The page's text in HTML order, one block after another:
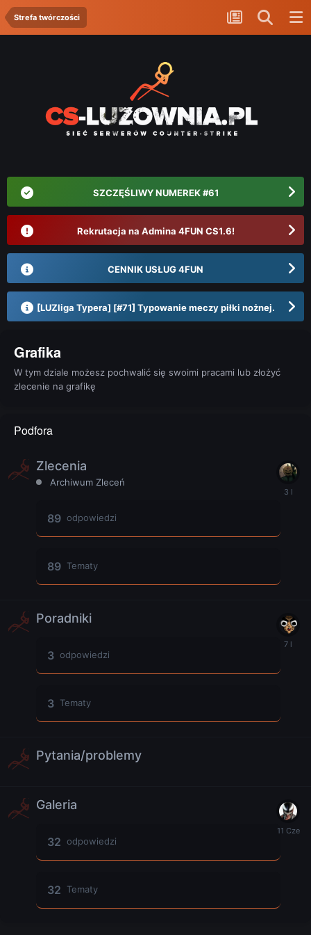
Strefa twórczości
SZCZĘŚLIWY NUMEREK #61
Rekrutacja na Admina 4FUN CS1.6!
CENNIK USŁUG 4FUN
[LUZliga Typera] [#71] Typowanie meczy piłki nożnej.
Grafika
W tym dziale możesz pochwalić się swoimi pracami lub złożyć
zlecenie na grafikę
Podfora
Zlecenia
Archiwum Zleceń
89 odpowiedzi
89 Tematy
Poradniki
3 odpowiedzi
3 Tematy
Pytania/problemy
Galeria
32 odpowiedzi
32 Tematy